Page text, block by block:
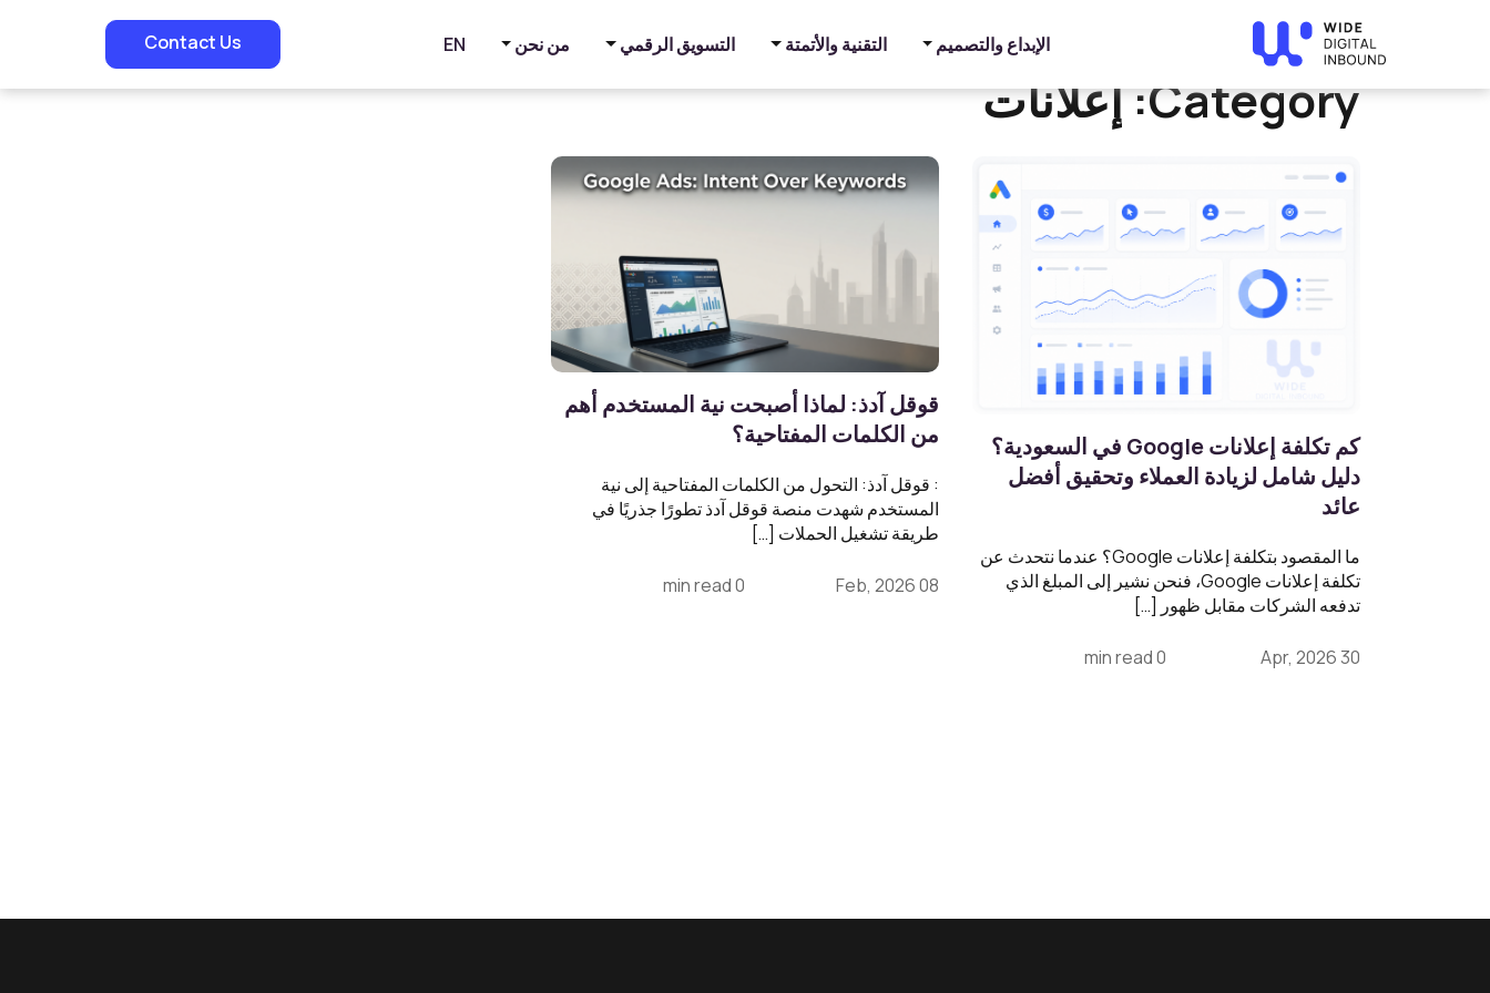
الإبداع والتصميم التقنية والأتمتة التسويق الرقمي من نحن EN
Contact Us Home
» إعلانات
Category: إعلانات
كم تكلفة إعلانات Google في السعودية؟
دليل شامل لزيادة العملاء وتحقيق أفضل
عائد
ما المقصود بتكلفة إعلانات Google؟ عندما نتحدث عن
تكلفة إعلانات Google، فنحن نشير إلى المبلغ الذي
تدفعه الشركات مقابل ظهور […]
30 Apr, 2026
0 min read
قوقل آدذ: لماذا أصبحت نية المستخدم أهم
من الكلمات المفتاحية؟
: قوقل آدذ: التحول من الكلمات المفتاحية إلى نية
المستخدم شهدت منصة قوقل آدذ تطورًا جذريًا في
طريقة تشغيل الحملات […]
08 Feb, 2026
0 min read